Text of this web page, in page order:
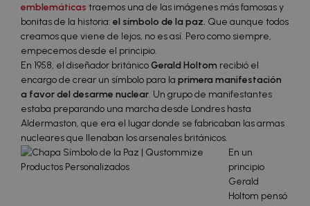
emblemáticas traemos una de las imágenes más famosas y
bonitas de la historia: el símbolo de la paz. Que aunque todos
creamos que viene de lejos, no es así. Pero como siempre,
empecemos desde el principio.
En 1958, el diseñador británicoGerald Holtom recibió el
encargo de crear un símbolo para la primera manifestación
a favor del desarme nuclear. Un grupo de manifestantes
estaba preparando una marcha desde Londres hasta
Aldermaston, que era el lugar donde se fabricaban las armas
nucleares que llenaban los arsenales británicos.
En un
principio
Gerald
Holtom pensó